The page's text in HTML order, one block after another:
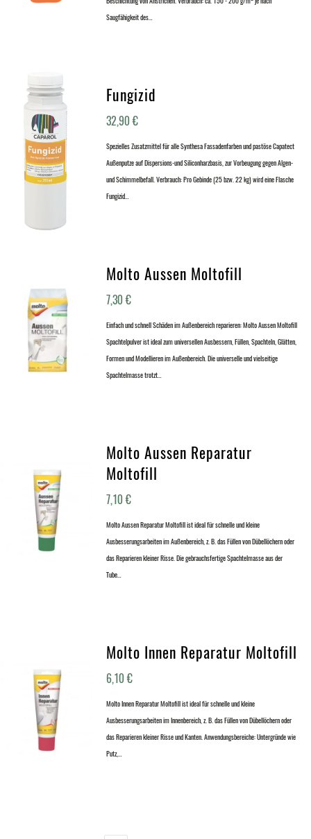
Saugfähigkeit des…
Fungizid
32,90€
Spezielles Zusatzmittel für alle Synthesa Fassadenfarben und pastöse Capatect
Außenputze auf Dispersions-und Siliconharzbasis, zur Vorbeugung gegen Algen-
und Schimmelbefall. Verbrauch: Pro Gebinde (25 bzw. 22 kg) wird eine Flasche
Fungizid…
Molto Aussen Moltofill
7,30€
Einfach und schnell Schäden im Außenbereich reparieren: Molto Aussen Moltofill
Spachtelpulver ist ideal zum universellen Ausbessern, Füllen, Spachteln, Glätten,
Formen und Modellieren im Außenbereich. Die universelle und vielseitige
Spachtelmasse trotzt…
Molto Aussen Reparatur
Moltofill
7,10€
Molto Aussen Reparatur Moltofill ist ideal für schnelle und kleine
Ausbesserungsarbeiten im Außenbereich, z. B. das Füllen von Dübellöchern oder
das Reparieren kleiner Risse. Die gebrauchsfertige Spachtelmasse aus der
Tube…
Molto Innen Reparatur Moltofill
6,10€
Molto Innen Reparatur Moltofill ist ideal für schnelle und kleine
Ausbesserungsarbeiten im Innenbereich, z. B. das Füllen von Dübellöchern oder
das Reparieren kleiner Risse und Kanten. Anwendungsbereiche: Untergründe wie
Putz,…